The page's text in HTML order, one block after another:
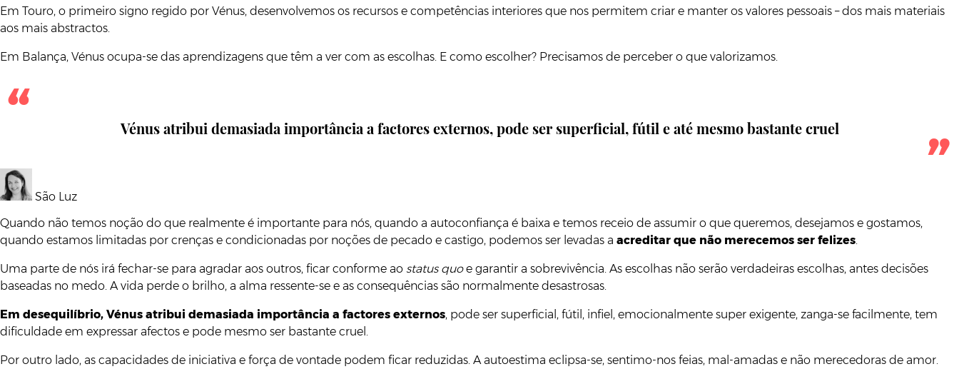
Em Touro, o primeiro signo regido por Vénus, desenvolvemos os recursos e competências interiores que nos permitem criar e manter os valores pessoais – dos mais materiais
aos mais abstractos.
Em Balança, Vénus ocupa-se das aprendizagens que têm a ver com as escolhas. E como escolher? Precisamos de perceber o que valorizamos.
Vénus atribui demasiada importância a factores externos, pode ser superficial, fútil e até mesmo bastante cruel
São Luz
Quando não temos noção do que realmente é importante para nós, quando a autoconfiança é baixa e temos receio de assumir o que queremos, desejamos e gostamos,
quando estamos limitadas por crenças e condicionadas por noções de pecado e castigo, podemos ser levadas a acreditar que não merecemos ser felizes
Uma parte de nós irá fechar-se para agradar aos outros, ficar conforme ao status quoe garantir a sobrevivência. As escolhas não serão verdadeiras escolhas, antes decisões
baseadas no medo. A vida perde o brilho, a alma ressente-se e as consequências são normalmente desastrosas.
Em desequilíbrio, Vénus atribui demasiada importância a factores externos, pode ser superficial, fútil, infiel, emocionalmente super exigente, zanga-se facilmente, tem
dificuldade em expressar afectos e pode mesmo ser bastante cruel.
Por outro lado, as capacidades de iniciativa e força de vontade podem ficar reduzidas. A autoestima eclipsa-se, sentimo-nos feias, mal-amadas e não merecedoras de amor.